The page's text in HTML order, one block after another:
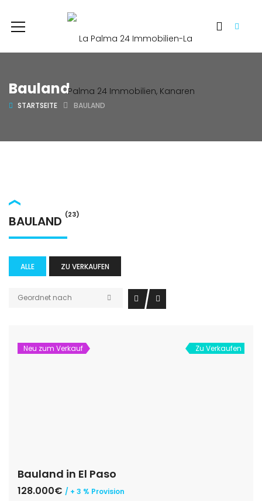
Bauland
STARTSEITE BAULAND
BAULAND (23)
ALLE ZU VERKAUFEN
Geordnet nach
Neu zum Verkauf Zu Verkaufen
Bauland in El Paso
128.000€ / + 3 % Provision